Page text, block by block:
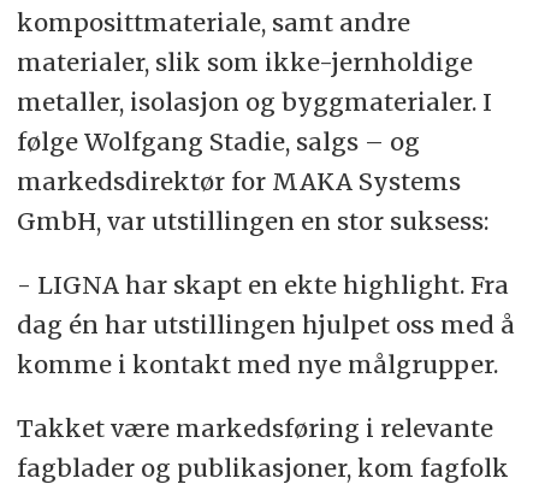
komposittmateriale, samt andre
materialer, slik som ikke-jernholdige
metaller, isolasjon og byggmaterialer. I
følge Wolfgang Stadie, salgs – og
markedsdirektør for MAKA Systems
GmbH, var utstillingen en stor suksess:
- LIGNA har skapt en ekte highlight. Fra
dag én har utstillingen hjulpet oss med å
komme i kontakt med nye målgrupper.
Takket være markedsføring i relevante
fagblader og publikasjoner, kom fagfolk